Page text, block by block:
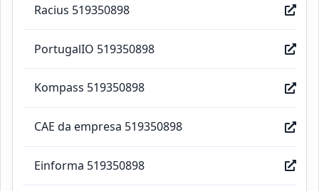
Racius 519350898
PortugalIO 519350898
Kompass 519350898
CAE da empresa 519350898
Einforma 519350898